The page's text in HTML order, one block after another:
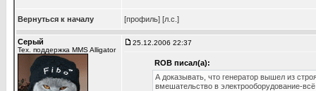
Вернуться к началу [профиль] [л.с.]
Серый
Тех. поддержка MMS Alligator
25.12.2006 22:37
ROB писал(а):
А доказывать, что генератор вышел из
вмешательство в электрооборудование-